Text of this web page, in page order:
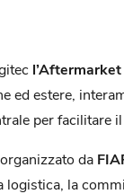
ed estere,
per
organizzato da
la